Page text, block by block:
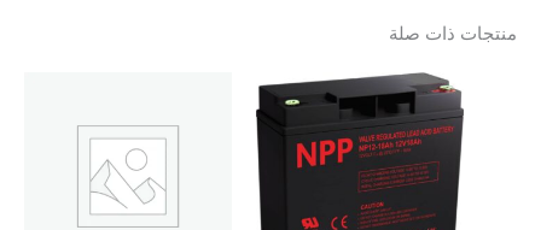
منتجات ذات صلة